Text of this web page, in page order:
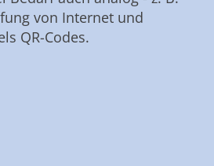
von Internet und
QR-Codes.